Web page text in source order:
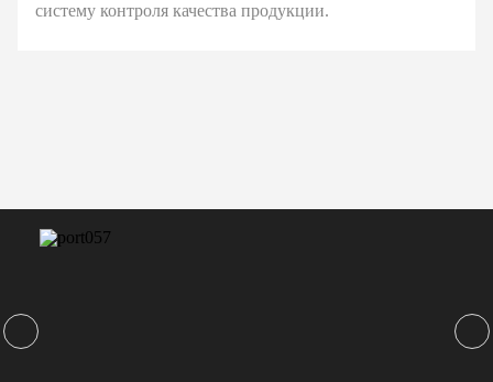
систему контроля качества продукции.